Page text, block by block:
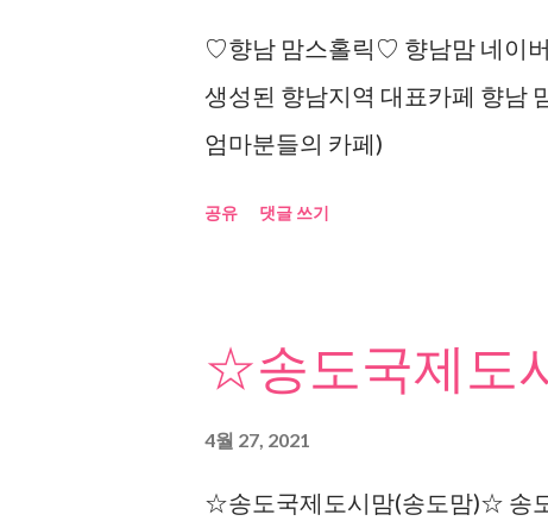
♡향남 맘스홀릭♡ 향남맘 네이
생성된 향남지역 대표카페 향남
엄마분들의 카페)
공유 댓글 쓰기
☆송도국제도
4월 27, 2021
☆송도국제도시맘(송도맘)☆ 송